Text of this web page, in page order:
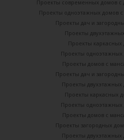
Проекты современных домов с
Проекты одноэтажных домов с
Проекты дач и
Проекты
Проекты каркасных
Проекты одноэтажных
Проекты домов с
Проекты дач и
Проекты двухэтажных
Проекты каркасных
Проекты одноэтажных
Проекты домов с
Проекты загородных
Проекты двухэтажных